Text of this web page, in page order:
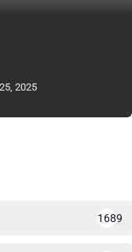
2025
1689